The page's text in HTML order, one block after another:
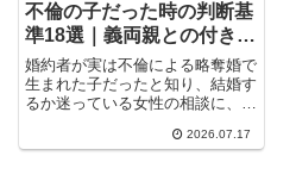
不倫の子だった時の判断基
準18選｜義両親との付き合
い方・信頼できるか見極め
るコツ
婚約者が実は不倫による略奪婚で
生まれた子だったと知り、結婚す
るか迷っている女性の相談に、ガ
「子供に罪はない」派の意見から
2026.07.17